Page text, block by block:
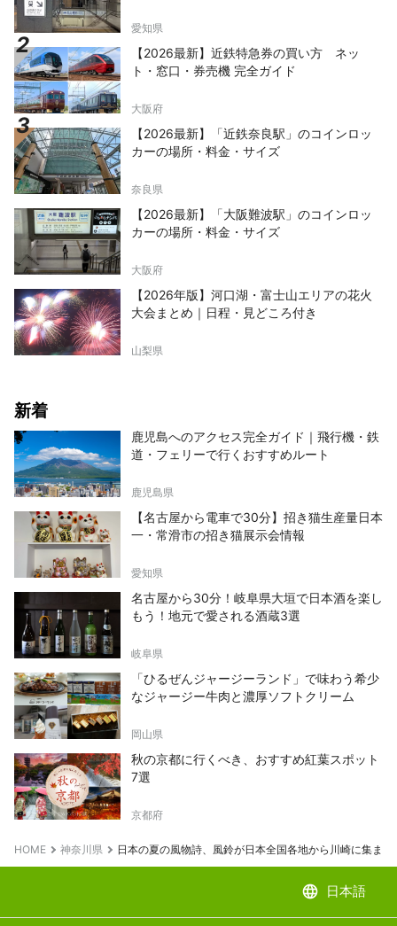
愛されている漫画「ドラえもん」を生んだ漫画
家「藤子・F・不二雄」の作品の原画や実際に
藤子・F・不二雄が使用した机等が展示されて
います。また、実物大のアイテムが設置され、
作中の食べ物を実際にたべることができるな
ど、作品の世界に入り込むことができる施設で
す。 ◇川崎山王祭 稲毛神社で例年8月に執り
行われる川崎地域最大のお祭りで、大神輿渡御
が見どころとなっています。 ◇かなまら祭り
4月の第1日曜日に開催される金山神社のお祭
り。男根をかたどった神輿がかつぎ出され、子
勢訪れます。
愛知県
【2026最新】近鉄特急券の買い方 ネッ
ト・窓口・券売機 完全ガイド
大阪府
【2026最新】「近鉄奈良駅」のコインロッ
カーの場所・料金・サイズ
奈良県
【2026最新】「大阪難波駅」のコインロッ
カーの場所・料金・サイズ
大阪府
【2026年版】河口湖・富士山エリアの花火
大会まとめ｜日程・見どころ付き
山梨県
新着
鹿児島へのアクセス完全ガイド｜飛行機・鉄
道・フェリーで行くおすすめルート
鹿児島県
【名古屋から電車で30分】招き猫生産量日本
一・常滑市の招き猫展示会情報
愛知県
名古屋から30分！岐阜県大垣で日本酒を楽し
もう！地元で愛される酒蔵3選
岐阜県
「ひるぜんジャージーランド」で味わう希少
なジャージー牛肉と濃厚ソフトクリーム
岡山県
秋の京都に行くべき、おすすめ紅葉スポット
7選
京都府
HOME 神奈川県 日本の夏の風物詩、風鈴が日本全国各地から川崎に集ま
language 日本語